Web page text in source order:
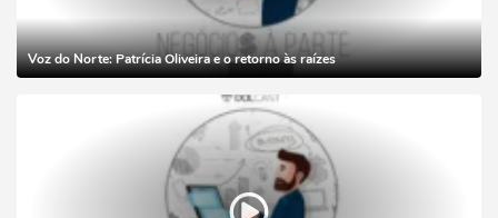
Voz do Norte: Patrícia Oliveira e o retorno às raízes